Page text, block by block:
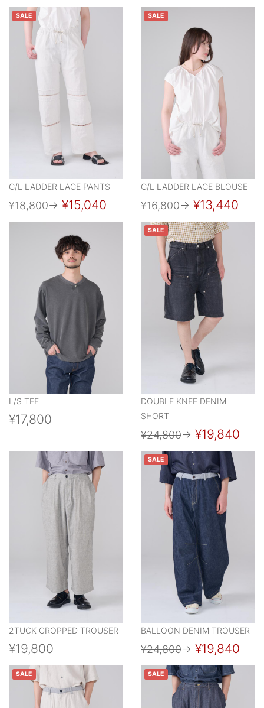
SALE
C/L LADDER LACE PANTS
¥18,800→ ¥15,040
SALE
C/L LADDER LACE BLOUSE
¥16,800→ ¥13,440
L/S TEE
¥17,800
SALE
DOUBLE KNEE DENIM
SHORT
¥24,800→ ¥19,840
2TUCK CROPPED TROUSER
¥19,800
SALE
BALLOON DENIM TROUSER
¥24,800→ ¥19,840
SALE SALE